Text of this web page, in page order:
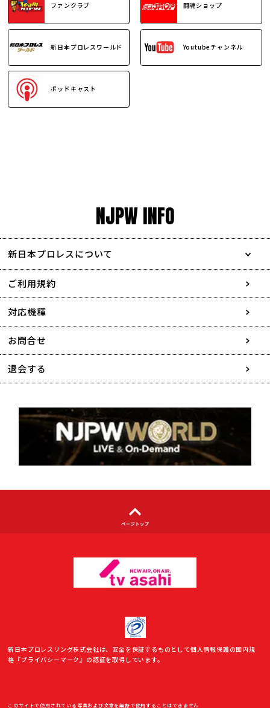
ファンクラブ 闘魂ショップ
新日本プロレスワールド Youtubeチャンネル
ポッドキャスト
NJPW INFO
新日本プロレスについて
会社情報
採用情報
協賛・広告媒体のご案内
特定商取引に関する表記
著作権について
利用者情報の外部送信について
ご利用規約
対応機種
お問合せ
退会する
新日本プロレスリング株式会社は、安全を保証するものとして個人情報保護の国内規
格『プライバシーマーク』の認証を取得しています。
このサイトで使用されている写真および文章を無断で使用することはできません